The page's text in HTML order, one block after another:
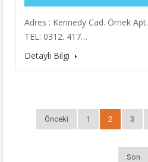
Adres : Kennedy Cad. Örnek
TEL: 0312. 417…
Detaylı Bilgi
Önceki 1 2 3
Son